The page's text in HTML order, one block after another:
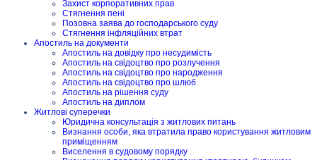
Захист корпоративних прав
Стягнення пені
Позовна заява до господарського суду
Стягнення інфляційних втрат
Апостиль на документи
Апостиль на довідку про несудимість
Апостиль на свідоцтво про розлучення
Апостиль на свідоцтво про народження
Апостиль на свідоцтво про шлюб
Апостиль на рішення суду
Апостиль на диплом
Житлові суперечки
Юридична консультація з житлових питань
Визнання особи, яка втратила право користування житловим
приміщенням
Виселення в судовому порядку